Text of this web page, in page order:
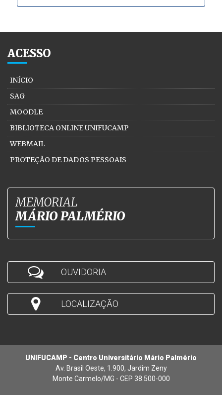
ACESSO
INÍCIO
SAG
MOODLE
BIBLIOTECA ONLINE UNIFUCAMP
WEBMAIL
PROTEÇÃO DE DADOS PESSOAIS
MEMORIAL
MÁRIO PALMÉRIO
OUVIDORIA
LOCALIZAÇÃO
UNIFUCAMP - Centro Universitário Mário Palmério
Av. Brasil Oeste, 1.900, Jardim Zeny
Monte Carmelo/MG - CEP 38.500-000